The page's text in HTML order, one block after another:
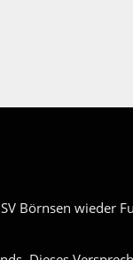
Börnsen wieder